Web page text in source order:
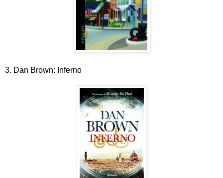
3. Dan Brown: Inferno